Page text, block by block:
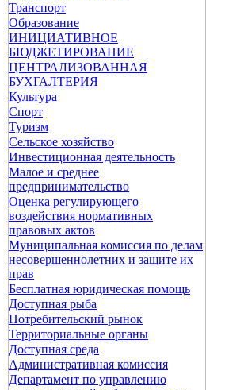
Транспорт
Образование
ИНИЦИАТИВНОЕ
БЮДЖЕТИРОВАНИЕ
ЦЕНТРАЛИЗОВАННАЯ
БУХГАЛТЕРИЯ
Культура
Спорт
Туризм
Сельское хозяйство
Инвестиционная деятельность
Малое и среднее
предпринимательство
Оценка регулирующего
воздействия нормативных
правовых актов
Муниципальная комиссия по делам
несовершеннолетних и защите их
прав
Бесплатная юридическая помощь
Доступная рыба
Потребительский рынок
Территориальные органы
Доступная среда
Административная комиссия
Департамент по управлению